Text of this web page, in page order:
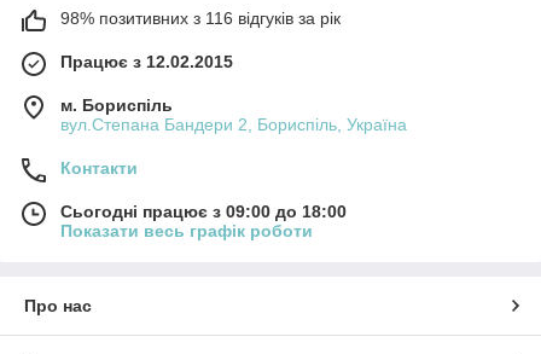
98% позитивних з 116 відгуків за рік
Працює з 12.02.2015
м. Бориспіль
вул.Степана Бандери 2, Бориспіль, Україна
Контакти
Сьогодні працює з 09:00 до 18:00
Показати весь графік роботи
Про нас